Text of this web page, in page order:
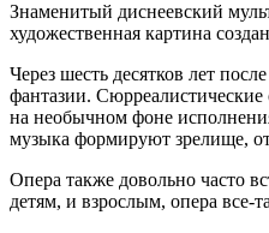
Знаменитый диснеевский
художественная картина
Через шесть десятков лет
фантазии.
на необычном фоне
музыка формируют зрелище, от
Опера также довольно часто
детям, и взрослым, опера все-